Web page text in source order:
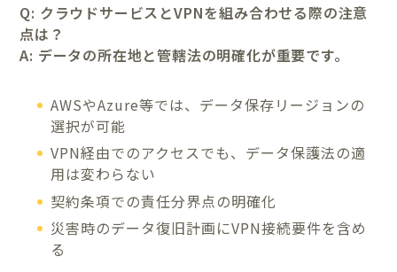
Q: クラウドサービスとVPNを組み合わせる際の注意
点は？
A: データの所在地と管轄法の明確化が重要です。
AWSやAzure等では、データ保存リージョンの
選択が可能
VPN経由でのアクセスでも、データ保護法の適
用は変わらない
契約条項での責任分界点の明確化
災害時のデータ復旧計画にVPN接続要件を含め
る